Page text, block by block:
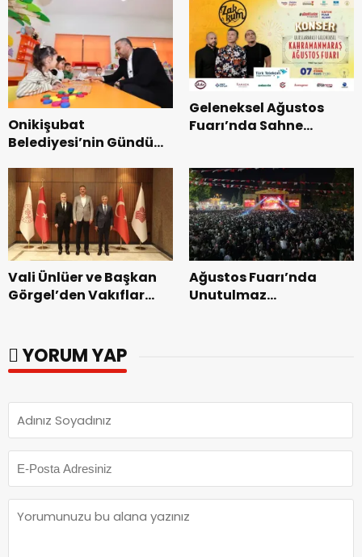
Onikişubat
Belediyesi’nin Gündüz
dönemin ön kayıtları
başladı.
Geleneksel Ağustos
Fuarı’nda Sahne
Vali Ünlüer ve Başkan
Görgel’den Vakıflar
Ağustos Fuarı’nda
Unutulmaz
YORUM YAP